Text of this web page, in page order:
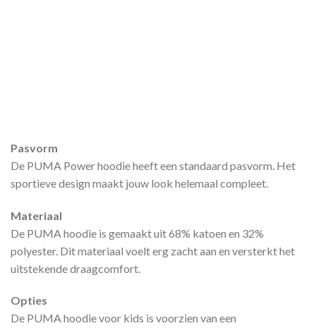
Pasvorm
De PUMA Power hoodie heeft een standaard pasvorm. Het
sportieve design maakt jouw look helemaal compleet.
Materiaal
De PUMA hoodie is gemaakt uit 68% katoen en 32%
polyester. Dit materiaal voelt erg zacht aan en versterkt het
uitstekende draagcomfort.
Opties
De PUMA hoodie voor kids is voorzien van een